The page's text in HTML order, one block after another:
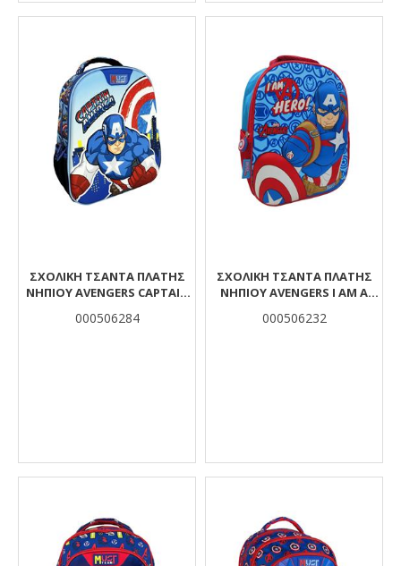
ΣΧΟΛΙΚΉ ΤΣΆΝΤΑ ΠΛΆΤΗΣ
ΝΗΠΊΟΥ AVENGERS CAPTAIN
000506284
ΣΧΟΛΙΚΉ ΤΣΆΝΤΑ ΠΛΆΤΗΣ
ΝΗΠΊΟΥ AVENGERS I AM A
000506232